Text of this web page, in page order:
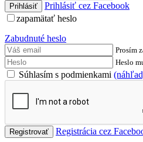
Prihlásiť cez Facebook
zapamätať heslo
Zabudnuté heslo
Prosím
Heslo
Súhlasím s podmienkami
Registrácia cez